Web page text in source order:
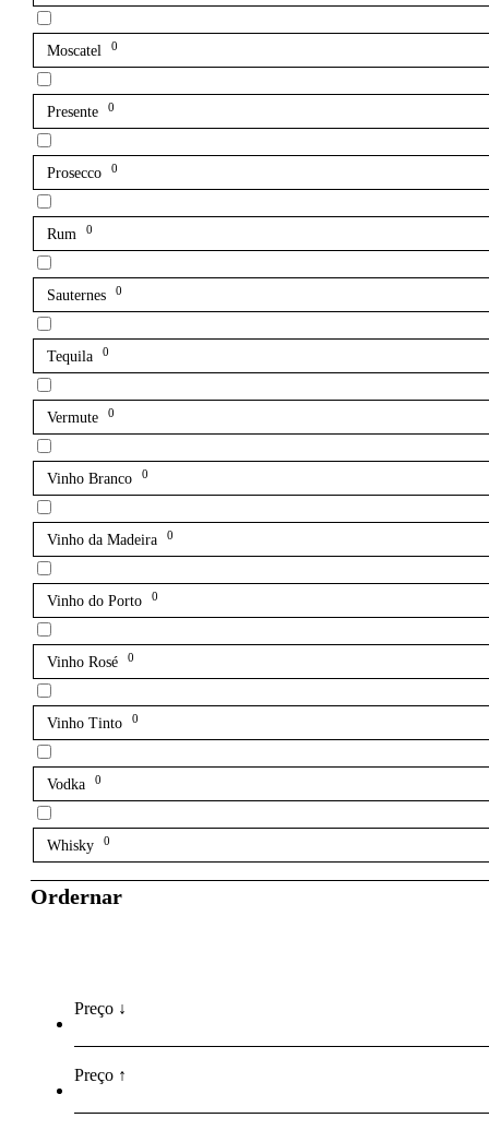
Moscatel 0
Presente 0
Prosecco 0
Rum 0
Sauternes 0
Tequila 0
Vermute 0
Vinho Branco 0
Vinho da Madeira 0
Vinho do Porto 0
Vinho Rosé 0
Vinho Tinto 0
Vodka 0
Whisky 0
Ordernar
Preço ↓
Preço ↑